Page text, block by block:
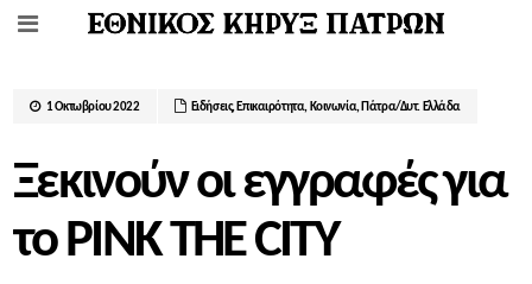
1 Οκτωβρίου 2022 Ειδήσεις, Επικαιρότητα, Κοινωνία, Πάτρα/Δυτ. Ελλάδα
Ξεκινούν οι εγγραφές για
το PINK THE CITY